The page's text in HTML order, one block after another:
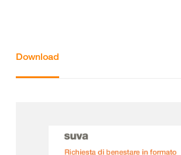
Download